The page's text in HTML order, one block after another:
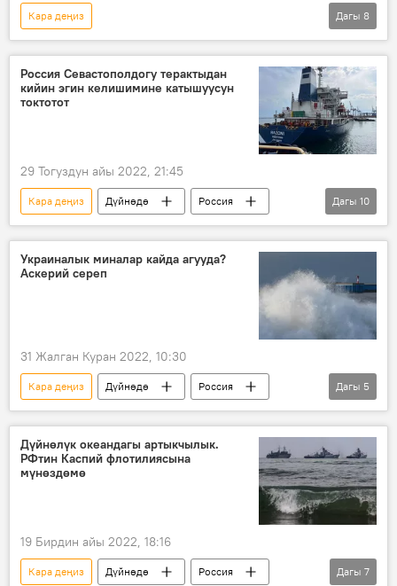
Кара деңиз
Россиянын Донбассты коргоо боюнча атайын операциясы
Дүйнөдө
Улуу Британия
теракт
Мария Захарова
Дагы 8
Россия Севастополдогу терактыдан
кийин эгин келишимине катышуусун
токтотот
29 Тогуздун айы 2022, 21:45
Кара деңиз Дүйнөдө
Россия
Севастополь
теракт
Экономика
Украина
Дагы 10
Украиналык миналар кайда агууда?
Аскерий сереп
31 Жалган Куран 2022, 10:30
Кара деңиз Дүйнөдө
Россия
Украина
атайын операция
көйгөй
Куралдуу күчтөр
Дагы 5
Дүйнөлүк океандагы артыкчылык.
РФтин Каспий флотилиясына
мүнөздөмө
19 Бирдин айы 2022, 18:16
Кара деңиз Дүйнөдө
Россия
Дагы 7